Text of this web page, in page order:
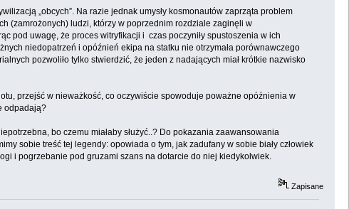
„obcych”. Na razie jednak umysły kosmonautów zaprząta problem
(zamrożonych) ludzi, którzy w poprzednim rozdziale zaginęli w
pod uwagę, że proces witryfikacji i czas poczyniły spustoszenia w ich
niedopatrzeń i opóźnień ekipa na statku nie otrzymała porównawczego
pozwoliło tylko stwierdzić, że jeden z nadających miał krótkie nazwisko
przejść w nieważkość, co oczywiście spowoduje poważne opóźnienia w
odpadają?
bo czemu miałaby służyć..? Do pokazania zaawansowania
sobie treść tej legendy: opowiada o tym, jak zadufany w sobie biały człowiek
i pogrzebanie pod gruzami szans na dotarcie do niej kiedykolwiek.
Zapisane